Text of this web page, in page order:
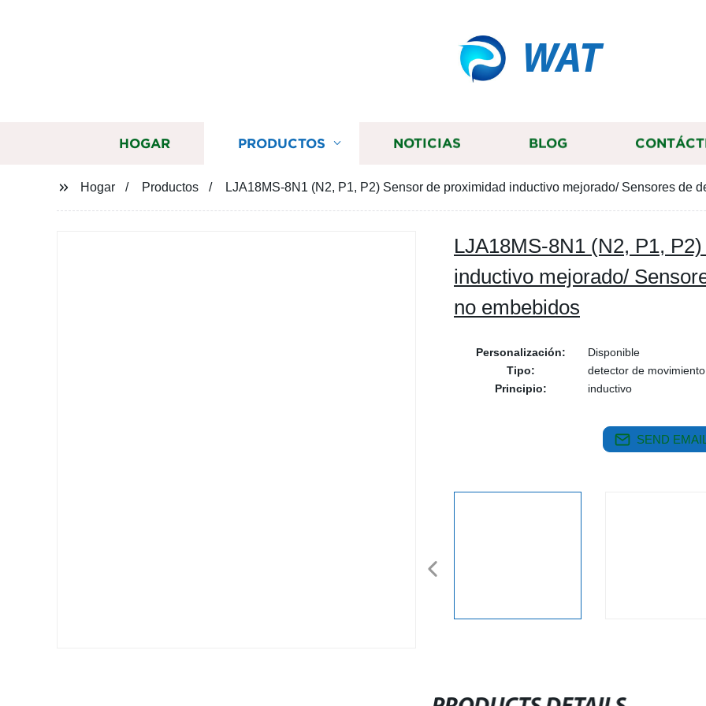
WAT
HOGAR PRODUCTOS NOTICIAS BLOG
Hogar Productos LJA18MS-8N1 (N2, P1, P2) Sensor de proximidad inductivo mejorado/ Sensores de
LJA18MS-8N1 (N2, P1,
inductivo mejorado/
no embebidos
Personalización:
Disponible
Tipo:
detector de movimiento
Principio:
inductivo
SEND